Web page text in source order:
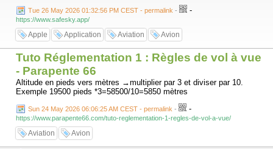
Tue 26 May 2026 01:32:56 PM CEST - permalink - -
https://www.safesky.app/
Apple Application Aviation Avion
Tuto Réglementation 1 : Règles de vol à vue
- Parapente 66
Altitude en pieds vers mètres →multiplier par 3 et diviser par 10.
Exemple 19500 pieds *3=58500/10=5850 mètres
Sun 24 May 2026 06:06:25 AM CEST - permalink - -
https://www.parapente66.com/tuto-reglementation-1-regles-de-vol-a-vue/
Aviation Avion